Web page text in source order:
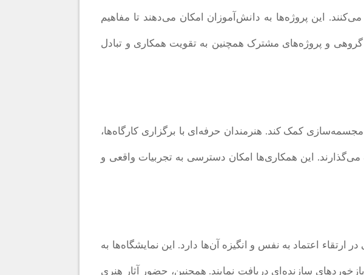
این پروژه‌ها به دانش‌آموزان امکان می‌دهند تا مفاهیم
و پروژه‌های مشترک همچنین به تقویت همکاری و تبادل
کمک کند. هنرمندان حرفه‌ای با برگزاری کارگاه‌ها،
این همکاری‌ها امکان دسترسی به تجربیات واقعی و
اعتماد به نفس و انگیزه آن‌ها دارد. این نمایشگاه‌ها به
سازنده‌ای دریافت نمایند. همچنین، حضور آثار هنری